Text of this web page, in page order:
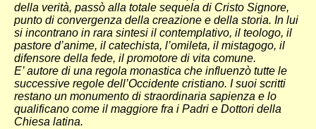
della verità, passò alla totale sequela di Cristo Signore,
punto di convergenza della creazione e della storia. In lui
si incontrano in rara sintesi il contemplativo, il teologo, il
pastore d’anime, il catechista, l’omileta, il mistagogo, il
difensore della fede, il promotore di vita comune.
E’ autore di una regola monastica che influenzò tutte le
successive regole dell’Occidente cristiano. I suoi scritti
restano un monumento di straordinaria sapienza e lo
qualificano come il maggiore fra i Padri e Dottori della
Chiesa latina.